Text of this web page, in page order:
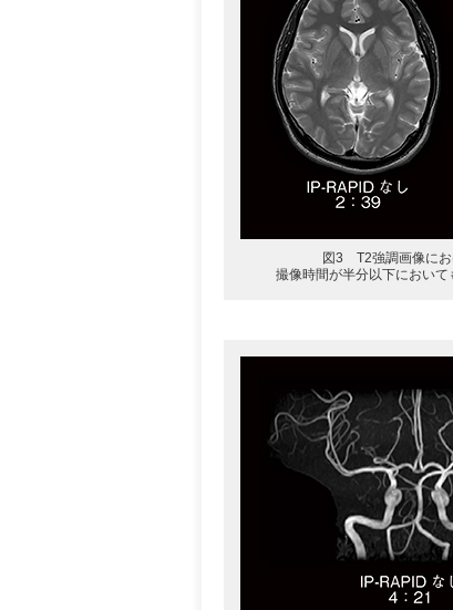
図3 T2強調画像にお
撮像時間が半分以下において